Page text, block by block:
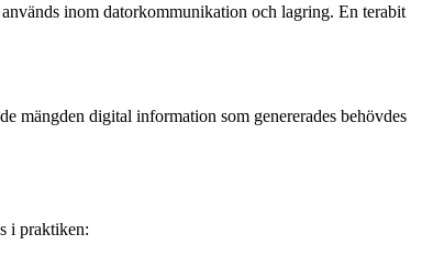
inom datorkommunikation och lagring. En terabit
mängden digital information som genererades behövdes
i praktiken: